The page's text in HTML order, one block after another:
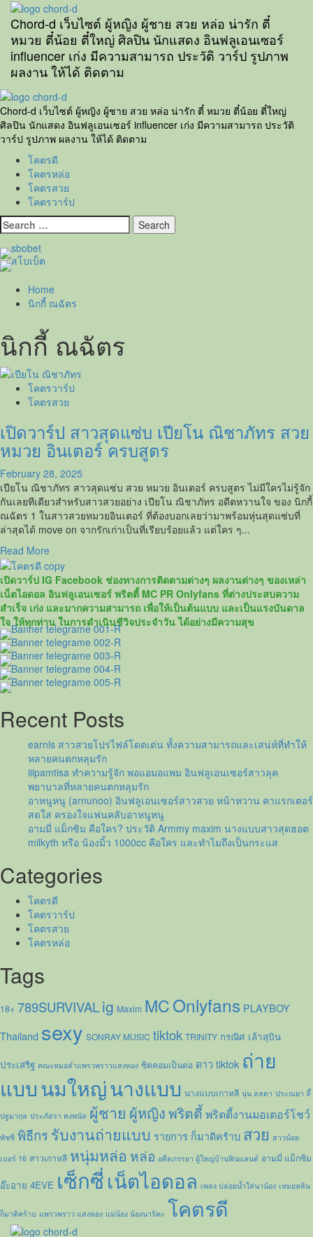
Skip
content
Chord-d เว็บไซต์ ผู้หญิง ผู้ชาย สวย หล่อ น่ารัก ตี๋
หมวย ตี๋น้อย ตี๋ใหญ่ ศิลปิน นักแสดง อินฟลูเอนเซอร์
influencer เก่ง มีความสามารถ ประวัติ วาร์ป รูปภาพ
ผลงาน ให้ได้ ติดตาม
Primary
Menu
Chord-d เว็บไซต์ ผู้หญิง ผู้ชาย สวย หล่อ น่ารัก ตี๋ หมวย ตี๋น้อย ตี๋ใหญ่
ศิลปิน นักแสดง อินฟลูเอนเซอร์ influencer เก่ง มีความสามารถ ประวัติ
วาร์ป รูปภาพ ผลงาน ให้ได้ ติดตาม
โคตรดี
โคตรหล่อ
โคตรสวย
โคตรวาร์ป
Search
for:
Home
นิกกี้ ณฉัตร
นิกกี้ ณฉัตร
โคตรวาร์ป
โคตรสวย
เปิดวาร์ป สาวสุดแซ่บ เปียโน ณิชาภัทร สวย
หมวย อินเตอร์ ครบสูตร
February 28, 2025
เปียโน ณิชาภัทร สาวสุดแซ่บ สวย หมวย อินเตอร์ ครบสูตร ไม่มีใครไม่รู้จัก
กันเลยทีเดียวสำหรับสาวสวยอย่าง เปียโน ณิชาภัทร อดีตหวานใจ ของ นิกกี้
ณฉัตร 1 ในสาวสวยหมวยอินเตอร์ ที่ต้องบอกเลยว่ามาพร้อมหุ่นสุดแซ่บที่
ล่าสุดได้ move on จากรักเก่าเป็นที่เรียบร้อยแล้ว แต่ใคร ๆ...
Read More
more
about
เปิด
วาร์
ป
สาว
สุด
แซ่บ
เปีย
โน
ชา
ภัทร
สวย
หมวย
อินเตอร์
ครบ
สูตร
เปิดวาร์ป IG Facebook ช่องทางการติดตามต่างๆ ผลงานต่างๆ ของเหล่า
เน็ตไอดอล อินฟลูเอนเซอร์ พริตตี้ MC PR Onlyfans ที่ต่างประสบความ
สำเร็จ เก่ง และมากความสามารถ เพื่อให้เป็นต้นแบบ และเป็นแรงบันดาล
ใจ ให้ทุกท่าน ในการดำเนินชีวิจประจำวัน ได้อย่างมีความสุข
Recent Posts
earnls สาวสวยโปรไฟล์โดดเด่น ทั้งความสามารถและเสน่ห์ที่ทำให้
หลายคนตกหลุมรัก
iiipamtisa ทำความรู้จัก พอแอมอแพม อินฟลูเอนเซอร์สาวลุค
พยาบาลที่หลายคนตกหลุมรัก
อาหนูหนู (arnunoo) อินฟลูเอนเซอร์สาวสวย หน้าหวาน คาแรกเตอร์
สดใส ครองใจแฟนคลับอาหนูหนู
อามมี่ แม็กซิม คือใคร? ประวัติ Armmy maxim นางแบบสาวสุดฮอต
milkyth หรือ น้องมิ้ว 1000cc คือใคร และทำไมถึงเป็นกระแส
Categories
โคตรดี
โคตรวาร์ป
โคตรสวย
โคตรหล่อ
Tags
18+ 789SURVIVALig Maxim MCOnlyfans PLAYBOY
Thailand sexy SONRAY MUSIC tiktok TRINITY กรณิศ เล้าสุบิน
ประเสริฐ คณะหมอลำแพรวพราวแสงทอง ซิตคอมเป็นต่อ ดาว tiktok ถ่าย
แบบนมใหญ่นางแบบ นางแบบเกาหลี นุ่น ลลดา ประณยา ลี้
ปฐมากุล ประภัสรา คงพนัส ผู้ชาย ผู้หญิงพริตตี้ พริตตี้งานมอเตอร์โชว์
พัชชี่ พิธีกรรับงานถ่ายแบบ รายการ ก็มาดิคร้าบ สวย สาวน้อย
เบอร์ 16 สาวเกาหลี หนุ่มหล่อ หล่อ อดีตภรรยา ผู้ใหญ่บ้านฟินแลนด์ อามมี่ แม็กซิม
อ๊ะอาย 4EVE เซ็กซี่เน็ตไอดอล เพลง ปล่อยน้ำใส่นาน้อง เหมยหลิน
ก็มาดิคร้าบ แพรวพราว แสงทอง แม่น้อง น้องนาริตะ โคตรดี